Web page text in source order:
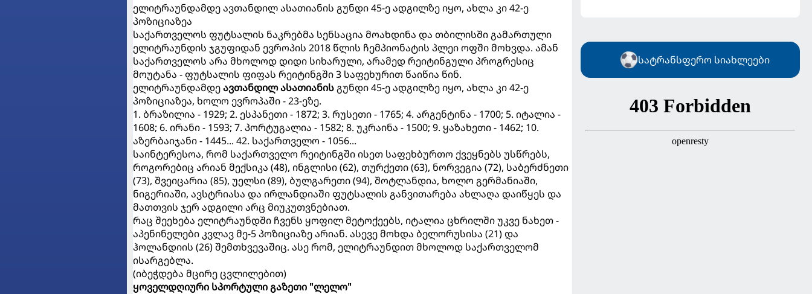
ელიტრაუნდამდე ავთანდილ ასათიანის გუნდი 45-ე ადგილზე იყო, ახლა კი 42-ე
პოზიციაზეა
საქართველოს ფუტსალის ნაკრებმა სენსაცია მოახდინა და თბილისში გამართული
ელიტრაუნდის ჯგუფიდან ევროპის 2018 წლის ჩემპიონატის პლეი ოფში მოხვდა. ამან
საქართველოს არა მხოლოდ დიდი სიხარული, არამედ რეიტინგული პროგრესიც
მოუტანა - ფუტსალის ფიფას რეიტინგში 3 საფეხურით წაიწია წინ.
ელიტრაუნდამდეავთანდილ ასათიანისგუნდი 45-ე ადგილზე იყო, ახლა კი 42-ე
პოზიციაზეა, ხოლო ევროპაში - 23-ეზე.
1. ბრაზილია - 1929; 2. ესპანეთი - 1872; 3. რუსეთი - 1765; 4. არგენტინა - 1700; 5. იტალია -
1608; 6. ირანი - 1593; 7. პორტუგალია - 1582; 8. უკრაინა - 1500; 9. ყაზახეთი - 1462; 10.
აზერბაიჯანი - 1445... 42. საქართველო - 1056...
საინტერესოა, რომ საქართველო რეიტინგში ისეთ საფეხბურთო ქვეყნებს უსწრებს,
როგორებიც არიან მექსიკა (48), ინგლისი (62), თურქეთი (63), ნორვეგია (72), საბერძნეთი
(73), შვეიცარია (85), უელსი (89), ბულგარეთი (94), შოტლანდია, ხოლო გერმანიაში,
ნიგერიაში, ავსტრიასა და ირლანდიაში ფუტსალის განვითარება ახლაღა დაიწყეს და
მათთვის ჯერ ადგილი არც მიუკუთვნებიათ.
რაც შეეხება ელიტრაუნდში ჩვენს ყოფილ მეტოქეებს, იტალია ცხრილში უკვე ნახეთ -
აპენინელები კვლავ მე-5 პოზიციაზე არიან. ასევე მოხდა ბელორუსისა (21) და
ჰოლანდიის (26) შემთხვევაშიც. ასე რომ, ელიტრაუნდით მხოლოდ საქართველომ
ისარგებლა.
(იბეჭდება მცირე ცვლილებით)
ყოველდღიური სპორტული გაზეთი "ლელო"
სატრანსფერო სიახლეები